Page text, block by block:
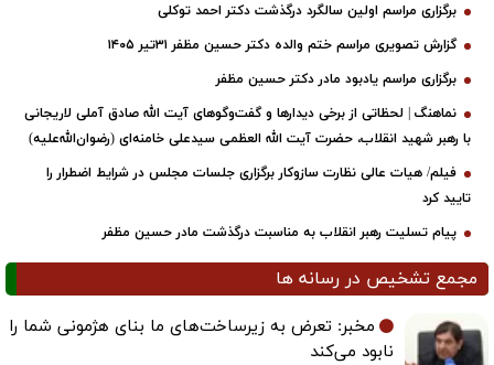
برگزاری مراسم اولین سالگرد درگذشت دکتر احمد توکلی
گزارش تصویری مراسم ختم والده دکتر حسین مظفر ۳۱تیر ۱۴۰۵
برگزاری مراسم یادبود مادر دکتر حسین مظفر
نماهنگ | لحظاتی از برخی دیدارها و گفت‌وگوهای آیت ‌الله صادق آملی لاریجانی
با رهبر شهید انقلاب، حضرت آیت‌ الله العظمی سیدعلی خامنه‌ای (رضوان‌الله‌علیه)
فیلم/ هیات عالی نظارت سازوکار برگزاری جلسات مجلس در شرایط اضطرار را
تایید کرد
پیام تسلیت رهبر انقلاب به مناسبت درگذشت مادر حسین مظفر
مجمع تشخیص در رسانه ها
مخبر: تعرض به زیرساخت‌های ما بنای هژمونی شما را
نابود می‌کند